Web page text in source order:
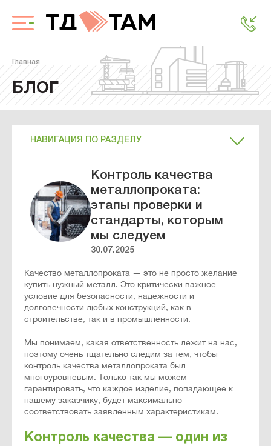
Главная
БЛОГ
НАВИГАЦИЯ ПО РАЗДЕЛУ
Контроль качества
металлопроката:
этапы проверки и
стандарты, которым
мы следуем
30.07.2025
Качество металлопроката — это не просто желание
купить нужный металл. Это критически важное
условие для безопасности, надёжности и
долговечности любых конструкций, как в
строительстве, так и в промышленности.
Мы понимаем, какая ответственность лежит на нас,
поэтому очень тщательно следим за тем, чтобы
контроль качества металлопроката был
многоуровневым. Только так мы можем
гарантировать, что каждое изделие, попадающее к
нашему заказчику, будет максимально
соответствовать заявленным характеристикам.
Контроль качества — один из